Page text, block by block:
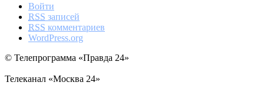
Войти
RSS записей
RSS комментариев
WordPress.org
© Телепрограмма «Правда 24»
Телеканал «Москва 24»